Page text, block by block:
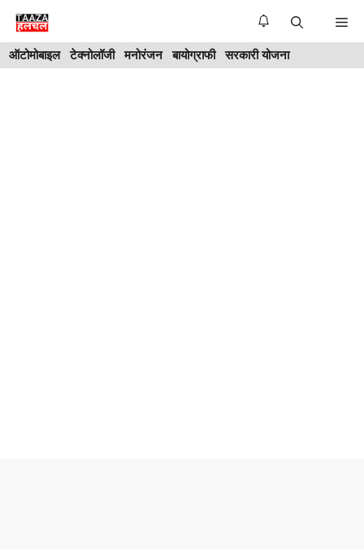
Skip
content
ऑटोमोबाइल टेक्नोलॉजी मनोरंजन बायोग्राफी सरकारी योजना